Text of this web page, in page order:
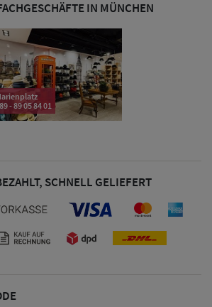
IN MÜNCHEN
- 89 05 84 01
SCHNELL GELIEFERT